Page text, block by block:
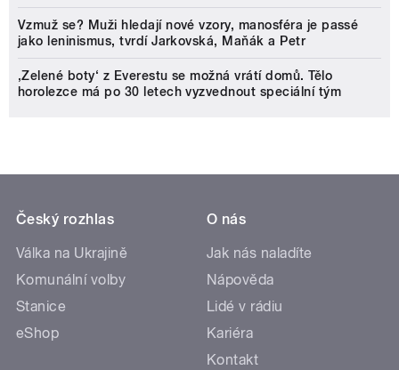
Vzmuž se? Muži hledají nové vzory, manosféra je passé
jako leninismus, tvrdí Jarkovská, Maňák a Petr
‚Zelené boty‘ z Everestu se možná vrátí domů. Tělo
horolezce má po 30 letech vyzvednout speciální tým
Český rozhlas
Válka na Ukrajině
Komunální volby
Stanice
eShop
O nás
Jak nás naladíte
Nápověda
Lidé v rádiu
Kariéra
Kontakt